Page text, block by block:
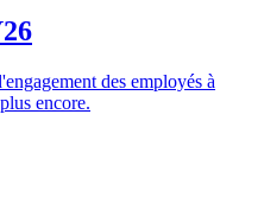
des employés à
encore.